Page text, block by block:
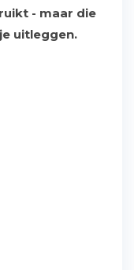
- maar die
uitleggen.